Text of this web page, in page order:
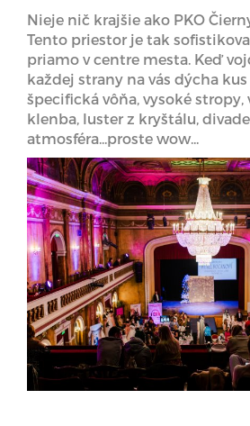
Nieje nič krajšie ako PKO
Tento priestor je tak
priamo v centre mesta. Keď
každej strany na vás dýcha
špecifická vôňa, vysoké stropy,
klenba, luster z kryštálu,
atmosféra...proste wow...